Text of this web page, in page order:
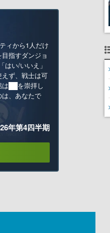
ィから1人だけ
指すダンジョ
はい/いいえ」
ず、戦士は可
は██を崇拝し
、あなたで
年第4四半期